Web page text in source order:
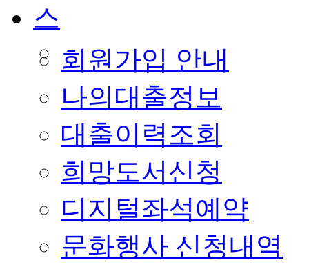
회원가입 안내
나의대출정보
대출이력조회
희망도서신청
디지털좌석예약
문화행사 신청내역